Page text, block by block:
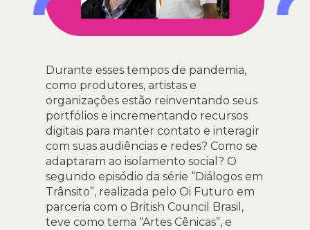
Durante esses tempos de pandemia,
como produtores, artistas e
organizações estão reinventando seus
portfólios e incrementando recursos
digitais para manter contato e interagir
com suas audiências e redes? Como se
adaptaram ao isolamento social? O
segundo episódio da série “Diálogos em
Trânsito”, realizada pelo Oi Futuro em
parceria com o British Council Brasil,
teve como tema “Artes Cênicas”, e